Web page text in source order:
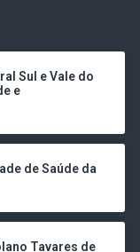
Sul e Vale do
e
de Saúde da
Tavares de